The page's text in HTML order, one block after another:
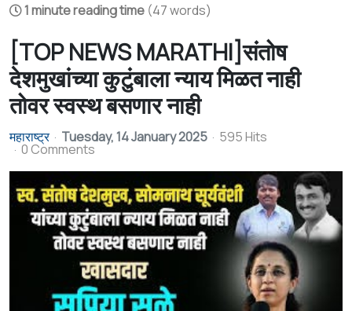
1 minute reading time (47 words)
[TOP NEWS MARATHI]संतोष
देशमुखांच्या कुटुंबाला न्याय मिळत नाही
तोवर स्वस्थ बसणार नाही
महाराष्ट्र Tuesday, 14 January 2025 595 Hits
0 Comments